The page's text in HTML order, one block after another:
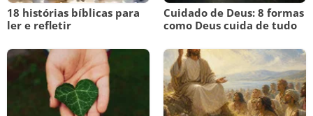
18 histórias bíblicas para
ler e refletir
Cuidado de Deus: 8 formas
como Deus cuida de tudo